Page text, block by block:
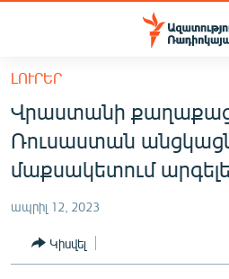
Մատչելիության
հիմնական
բովանդակությանը
Անցնել
հիմնական
մենյուին
ՀԱՅԱՍՏԱՆ
ՔԱՂԱՔԱԿԱՆ
ՀԱՍԱՐԱԿՈՒԹՅՈՒՆ
ԼՈՒՐԵՐ
Վրաստանի
Ռուսաստան
մաքսակետում
ապրիլ 12, 2023
Կիսվել